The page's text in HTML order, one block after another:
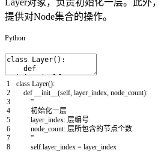
提供对Node集合的操作。
Python
1
2
3
4
5
6
7
8
class Layer():
def
__init__ (self layer_index node_count):
'''
初始化一层
layer_index: 层编号
node_count: 层所包含的节点个数
'''
self layer_index = layer_index